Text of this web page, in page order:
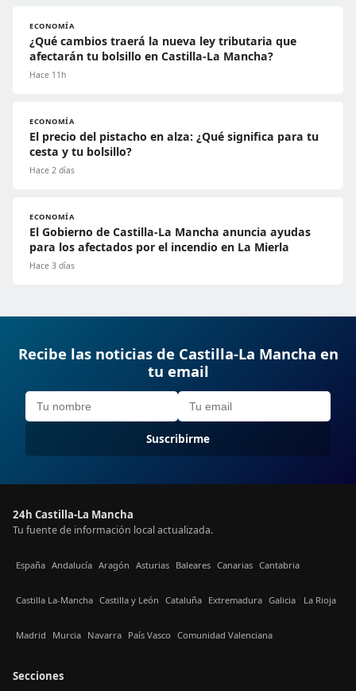
ECONOMÍA
¿Qué cambios traerá la nueva ley tributaria que
afectarán tu bolsillo en Castilla-La Mancha?
Hace 11h
ECONOMÍA
El precio del pistacho en alza: ¿Qué significa para tu
cesta y tu bolsillo?
Hace 2 días
ECONOMÍA
El Gobierno de Castilla-La Mancha anuncia ayudas
para los afectados por el incendio en La Mierla
Hace 3 días
Recibe las noticias de Castilla-La Mancha en
tu email
Suscribirme
24h Castilla-La Mancha
Tu fuente de información local actualizada.
España Andalucía Aragón Asturias Baleares Canarias Cantabria
Castilla La-Mancha Castilla y León Cataluña Extremadura Galicia La Rioja
Madrid Murcia Navarra País Vasco Comunidad Valenciana
Secciones